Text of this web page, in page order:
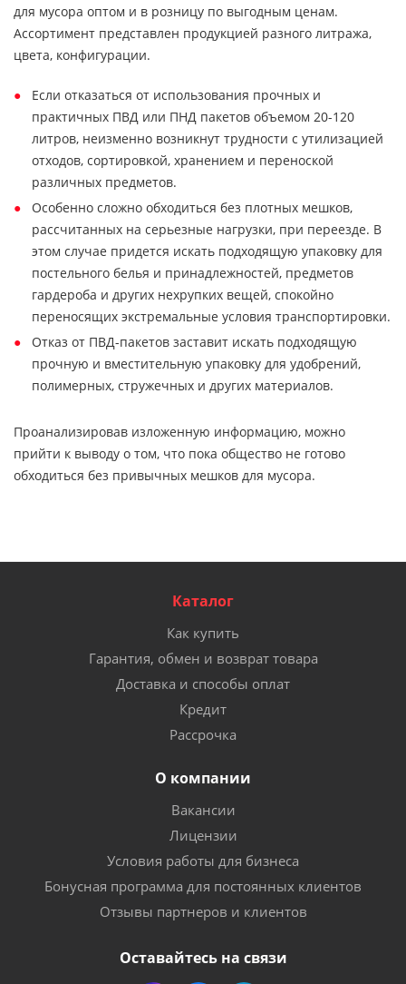
для мусора оптом и в розницу по выгодным ценам.
Ассортимент представлен продукцией разного литража,
цвета, конфигурации.
Если отказаться от использования прочных и
практичных ПВД или ПНД пакетов объемом 20-120
литров, неизменно возникнут трудности с утилизацией
отходов, сортировкой, хранением и переноской
различных предметов.
Особенно сложно обходиться без плотных мешков,
рассчитанных на серьезные нагрузки, при переезде. В
этом случае придется искать подходящую упаковку для
постельного белья и принадлежностей, предметов
гардероба и других нехрупких вещей, спокойно
переносящих экстремальные условия транспортировки.
Отказ от ПВД-пакетов заставит искать подходящую
прочную и вместительную упаковку для удобрений,
полимерных, стружечных и других материалов.
Проанализировав изложенную информацию, можно
прийти к выводу о том, что пока общество не готово
обходиться без привычных мешков для мусора.
Каталог
Как купить
Гарантия, обмен и возврат товара
Доставка и способы оплат
Кредит
Рассрочка
О компании
Вакансии
Лицензии
Условия работы для бизнеса
Бонусная программа для постоянных клиентов
Отзывы партнеров и клиентов
Оставайтесь на связи